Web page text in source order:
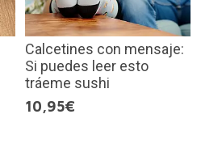
Calcetines con mensaje:
Si puedes leer esto
tráeme sushi
10,95€